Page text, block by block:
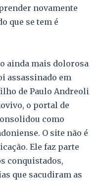
novamente
que se tem é
ainda mais dolorosa
assassinado em
de Paulo Andreoli
o portal de
como
O site não é
Ele faz parte
conquistados,
que sacudiram as